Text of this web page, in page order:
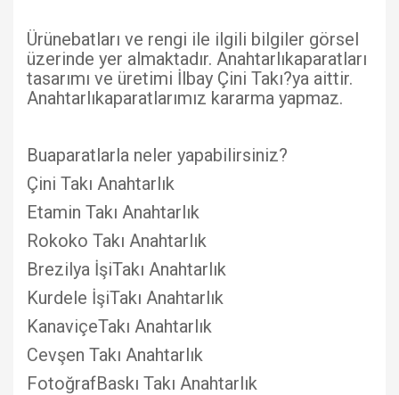
Ürünebatları ve rengi ile ilgili bilgiler görsel
üzerinde yer almaktadır. Anahtarlıkaparatları
tasarımı ve üretimi İlbay Çini Takı?ya aittir.
Anahtarlıkaparatlarımız kararma yapmaz.
Buaparatlarla neler yapabilirsiniz?
Çini Takı Anahtarlık
Etamin Takı Anahtarlık
Rokoko Takı Anahtarlık
Brezilya İşiTakı Anahtarlık
Kurdele İşiTakı Anahtarlık
KanaviçeTakı Anahtarlık
Cevşen Takı Anahtarlık
FotoğrafBaskı Takı Anahtarlık